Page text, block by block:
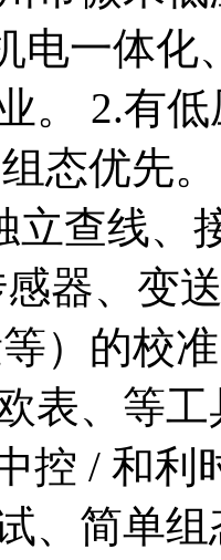
电一体化
。 2.有
态优先
立查线、
器、变
等）的校
表、等
控 / 和利
、简单